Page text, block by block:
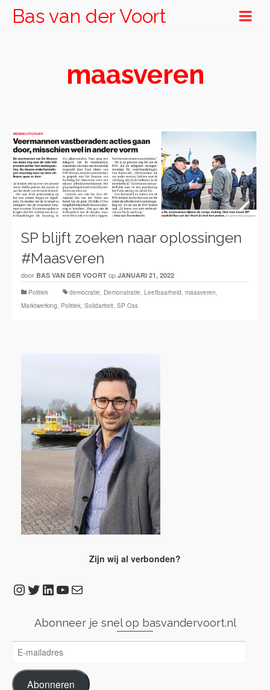
Bas van der Voort
maasveren
SP blijft zoeken naar oplossingen
#Maasveren
door BAS VAN DER VOORT op JANUARI 21, 2022
Politiek democratie Demonstratie Leefbaarheid maasveren
Marktwerking Politiek Solidariteit SP Oss
Zijn wij al verbonden?
Instagram
Twitter
LinkedIn
YouTube
E-mail
Abonneer je snel op basvandervoort.nl
E-
mailadres
Abonneren